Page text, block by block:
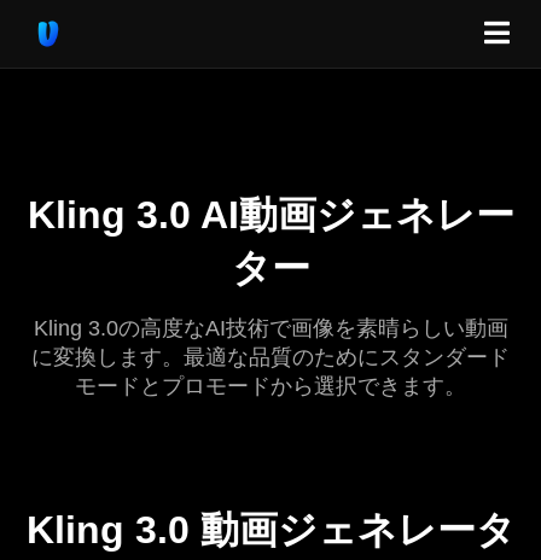
Kling 3.0 AI動画ジェネレー
ター
Kling 3.0の高度なAI技術で画像を素晴らしい動画
に変換します。最適な品質のためにスタンダード
モードとプロモードから選択できます。
Kling 3.0 動画ジェネレータ